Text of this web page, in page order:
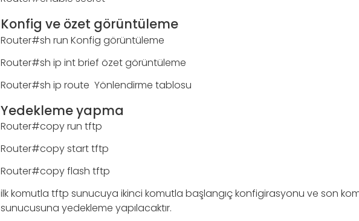
Konfig ve özet görüntüleme
Router#sh run Konfig görüntüleme
Router#sh ip int brief özet görüntüleme
Router#sh ip route Yönlendirme tablosu
Yedekleme yapma
Router#copy run tftp
Router#copy start tftp
Router#copy flash tftp
ilk komutla tftp sunucuya ikinci komutla başlangıç konfigirasyonu ve son
sunucusuna yedekleme yapılacaktır.